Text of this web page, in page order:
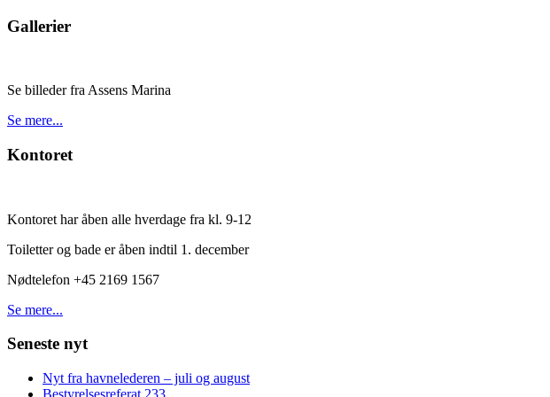
Gallerier
Se billeder fra Assens Marina
Se mere...
Kontoret
Kontoret har åben alle hverdage fra kl. 9-12
Toiletter og bade er åben indtil 1. december
Nødtelefon +45 2169 1567
Se mere...
Seneste nyt
Nyt fra havnelederen – juli og august